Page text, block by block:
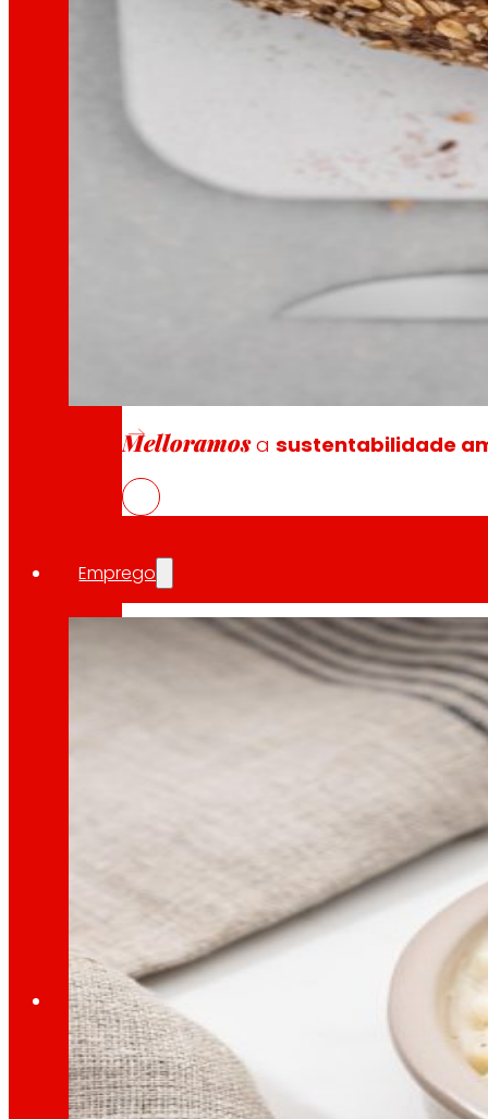
riqueza locale
Promovemos a satisfacción e o
informamosas
Melloramosasustentabilidade
Emprego
,o nosomotor
As persoas son o corazón de EROSKI,
Investidores
Crecendoxuntos
NUTRIPAN, desenvolvemento